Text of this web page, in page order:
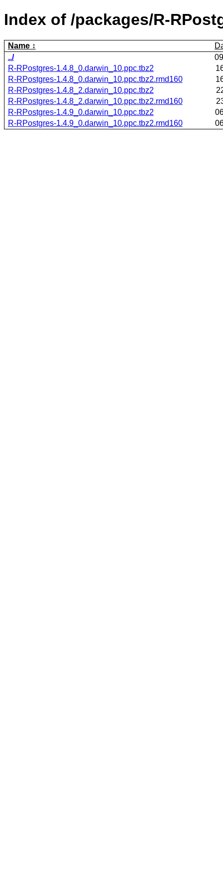
Index of /packages/R-
Name
../
R-RPostgres-1.4.8_0.darwin_10.ppc.tbz2
R-RPostgres-1.4.8_0.darwin_10.ppc.tbz2.rmd160
R-RPostgres-1.4.8_2.darwin_10.ppc.tbz2
R-RPostgres-1.4.8_2.darwin_10.ppc.tbz2.rmd160
R-RPostgres-1.4.9_0.darwin_10.ppc.tbz2
R-RPostgres-1.4.9_0.darwin_10.ppc.tbz2.rmd160